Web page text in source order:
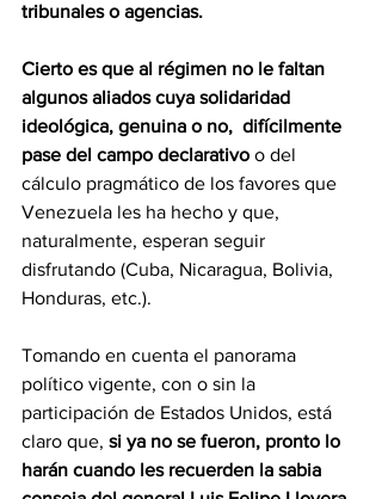
tribunales o agencias.
Cierto es que al régimen no le faltan
algunos aliados cuya solidaridad
ideológica, genuina o no,  difícilmente
pase del campo declarativo o del
cálculo pragmático de los favores que
Venezuela les ha hecho y que,
naturalmente, esperan seguir
disfrutando (Cuba, Nicaragua, Bolivia,
Honduras, etc.).
Tomando en cuenta el panorama
político vigente, con o sin la
participación de Estados Unidos, está
claro que, si ya no se fueron, pronto lo
harán cuando les recuerden la sabia